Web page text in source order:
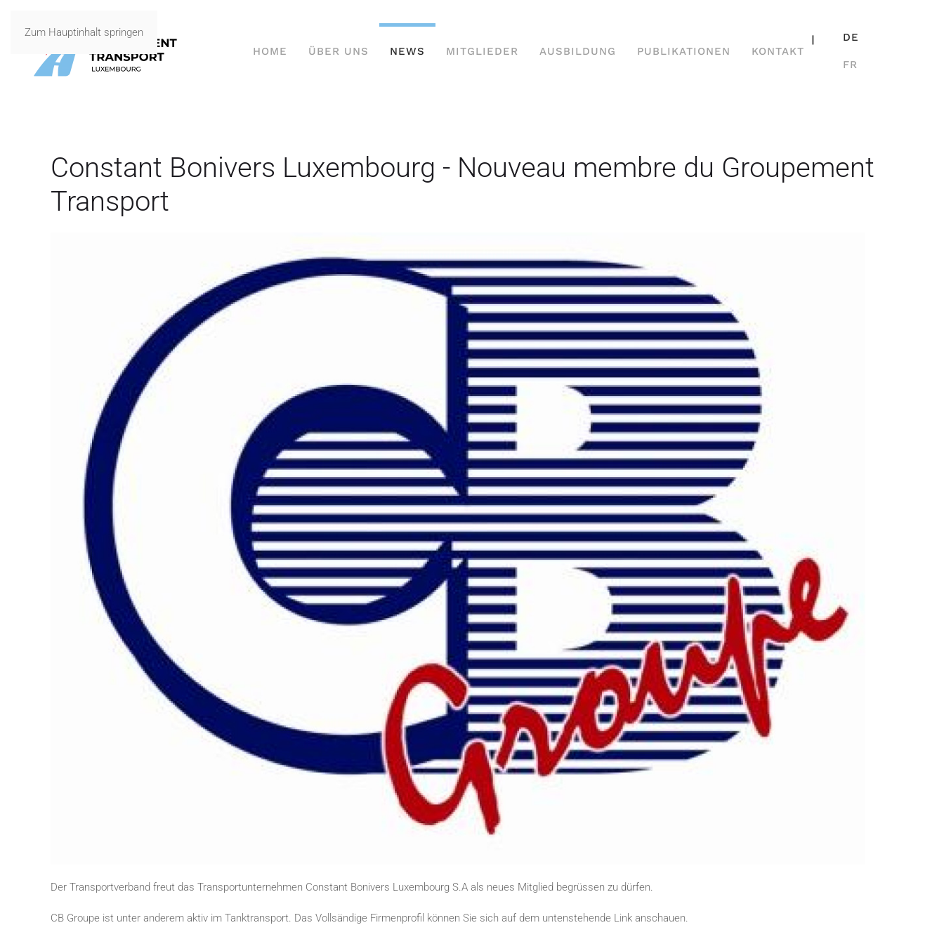
Zum Hauptinhalt springen
HOME
ÜBER UNS NEWS MITGLIEDER AUSBILDUNG PUBLIKATIONEN KONTAKT
| DE
FR
Constant Bonivers Luxembourg - Nouveau membre du Groupement
Transport
Der Transportverband freut das Transportunternehmen Constant Bonivers Luxembourg S.A als neues Mitglied begrüssen zu dürfen.
CB Groupe ist unter anderem aktiv im Tanktransport. Das Vollsändige Firmenprofil können Sie sich auf dem untenstehende Link anschauen.